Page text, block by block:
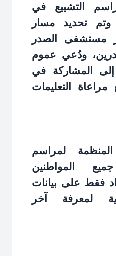
التشييع في
تحديد مسار
مستشفى الصدر
ودُعي عموم
إلى المشاركة في
التعليمات
لمراسم
المواطنين
فقط على بيانات
لمعرفة آخر